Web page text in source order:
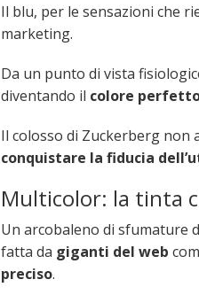
Il blu, per le sensazioni che
marketing.
Da un punto di vista
diventando il colore
Il colosso di Zuckerberg non
conquistare la fiducia
Multicolor: la tinta
Un arcobaleno di sfumature
fatta da giganti del web
preciso.